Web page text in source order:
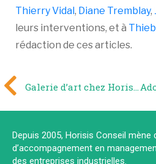
Thierry Vidal, Diane Tremblay,
leurs interventions, et à
rédaction de ces articles.
Galerie d’art chez Horisis Conseil
Depuis 2005, Horisis Conseil
d’accompagnement en
des entreprises industrielles.